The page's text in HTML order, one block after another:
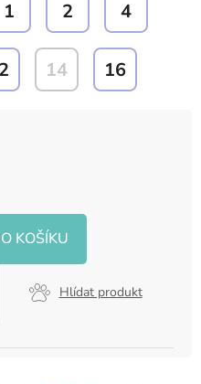
Hlídat produkt
1 2 4
14 16